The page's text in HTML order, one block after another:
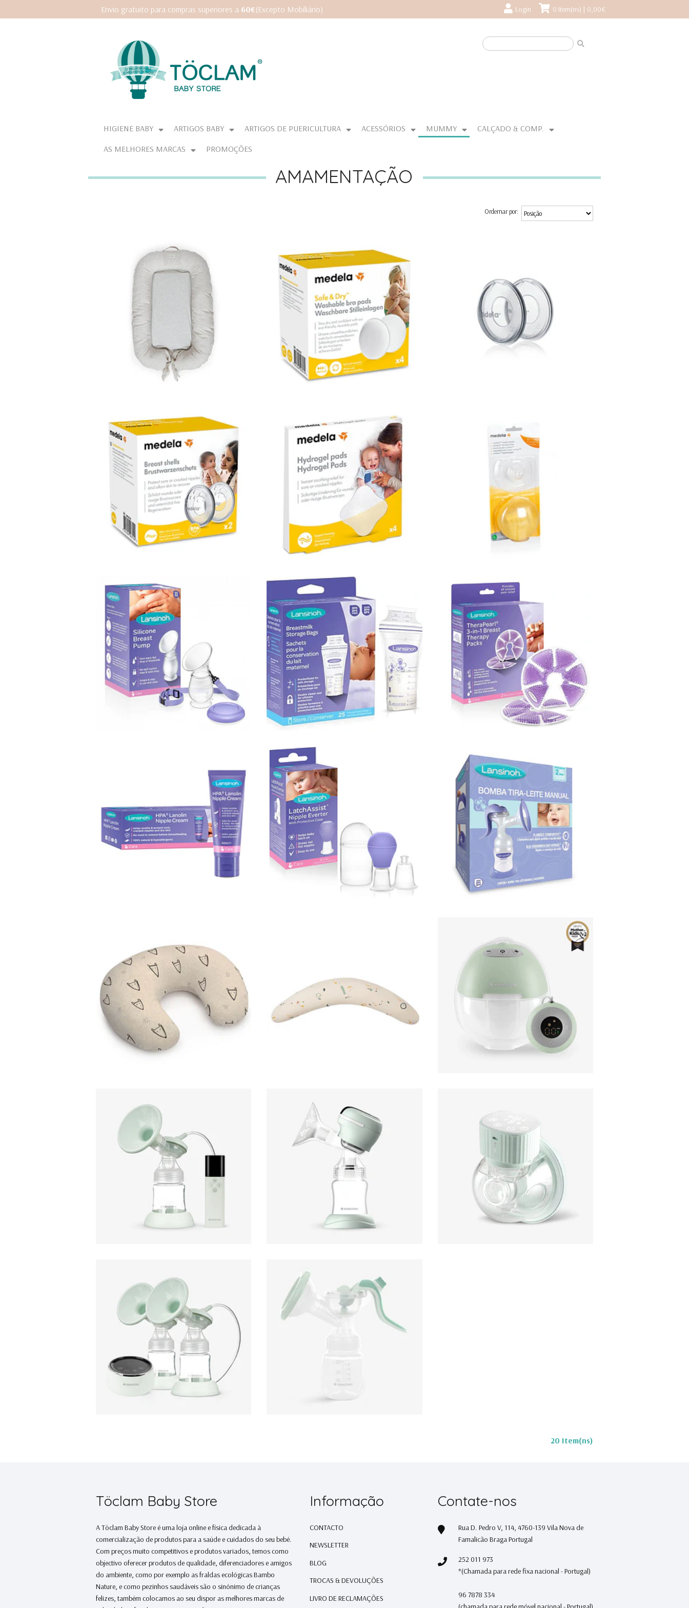
Envio gratuito para compras superiores a 60€(Excepto Mobiliário) 0 Item(ns) | 0,00€
Login
HIGIENE BABY ARTIGOS BABY ARTIGOS DE PUERICULTURA ACESSÓRIOS MUMMY
CALÇADO & COMP.
AS MELHORES MARCAS
PROMOÇÕES
AMAMENTAÇÃO
Ordernar por:
BABYNEST PILLOW
BABYSHOWER
Indisponível
PROTETORES DE SEIOS
LAVÁVEI...
12,65€ 12,90€
PROTETORES DE
MAMILO 2 UN. ...
Indisponível
ALMOFADAS DE
HIDROGEL 4 UN....
13,90€
PROTECTORES DE
MAMILO CONTA...
10,95€
COLECTOR DE LEITE
MATERNO -...
22,90€
SACOS RECOLHA DE
LEITE MATE...
12,95€
THERA PEARL 3 EM 1 -
LANSINOH
21,00€
LANOLINA CREME DE
MAMILOS H...
19,00€
INVERSOR DE MAMILO
LATCHASS...
15,20€
BOMBA TIRA LEITE
MANUAL -LA...
37,90€
ALMOFADA
AMAMENTAÇÃO
BABYCLIC
53,50€
77,50€
EXTRACTOR DE LEITE
PORTATIL...
EXTRACTOR DE LEITE
PORTATIL...
59,95€
EXTRACTOR DE LEITE
PORTATIL...
52,95€
PORTÁTIL...
67,95€
EXTRACTOR DE LEITE
PORTATIL...
75,95€
EXTRACTOR DE LEITE
PORTATIL...
21,95€
20 Item(ns)
Töclam Baby Store
A Töclam Baby Store é uma loja online e física dedicada à
comercialização de produtos para a saúde e cuidados do seu bebé.
Com preços muito competitivos e produtos variados, temos como
objectivo oferecer produtos de qualidade, diferenciadores e amigos
do ambiente, como por exemplo as fraldas ecológicas Bambo
Nature, e como pezinhos saudáveis são o sinónimo de crianças
felizes, também colocamos ao seu dispor as melhores marcas de
Informação
CONTACTO
NEWSLETTER
BLOG
TROCAS & DEVOLUÇÕES
LIVRO DE RECLAMAÇÕES
Contate-nos
Rua D. Pedro V, 114, 4760-139 Vila Nova de
Famalicão Braga Portugal
252 011 973
*(Chamada para rede fixa nacional - Portugal)
96 7878 334